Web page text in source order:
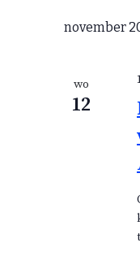
november
wo
12